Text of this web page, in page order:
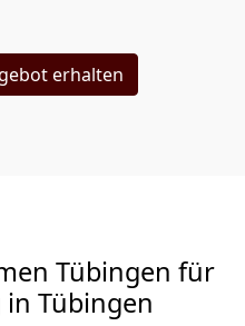
erhalten
Tübingen für
Tübingen